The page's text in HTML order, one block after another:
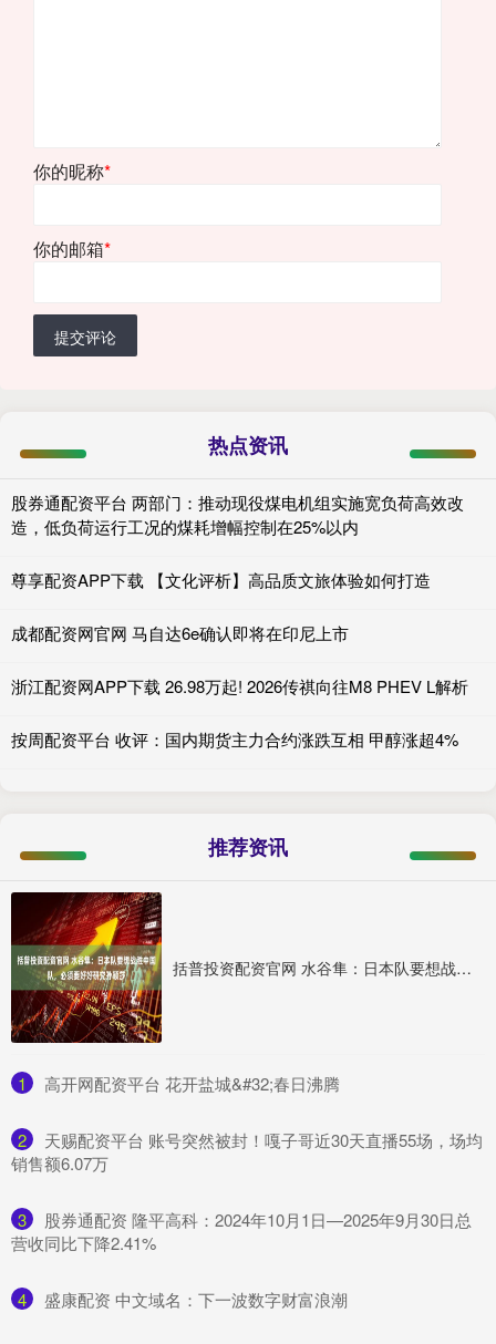
你的昵称*
你的邮箱*
提交评论
热点资讯
股券通配资平台 两部门：推动现役煤电机组实施宽负荷高效改
造，低负荷运行工况的煤耗增幅控制在25%以内
尊享配资APP下载 【文化评析】高品质文旅体验如何打造
成都配资网官网 马自达6e确认即将在印尼上市
浙江配资网APP下载 26.98万起! 2026传祺向往M8 PHEV L解析
按周配资平台 收评：国内期货主力合约涨跌互相 甲醇涨超4%
推荐资讯
括普投资配资官网 水谷隼：日本队要想战胜中国队，必须要好好研究孙颖莎
1 ​高开网配资平台 花开盐城&#32;春日沸腾
2
​天赐配资平台 账号突然被封！嘎子哥近30天直播55场，场均
销售额6.07万
3
​股券通配资 隆平高科：2024年10月1日—2025年9月30日总
营收同比下降2.41%
4 ​盛康配资 中文域名：下一波数字财富浪潮